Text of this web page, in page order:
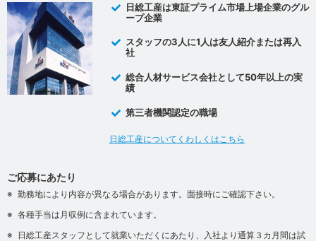
日総工産は東証プライム市場上場企業のグル
ープ企業
スタッフの3人に1人は友人紹介または再入
社
総合人材サービス会社として50年以上の実
績
第三者機関認定の職場
日総工産についてくわしくはこちら
ご応募にあたり
勤務地により内容が異なる場合があります。面接時にご確認下さい。
各種手当は月収例に含まれています。
日総工産スタッフとして就業いただくにあたり、入社より通算３カ月間は試